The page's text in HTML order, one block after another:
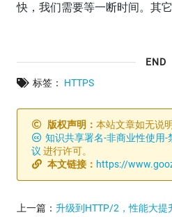
快，我们需要等一断时间。其
END
标签： HTTPS
版权声明：本站文章如无说
知识共享署名-非商业性使用-
议 进行许可。
本文链接： https://
上一篇： 升级到HTTP/2，性能大提